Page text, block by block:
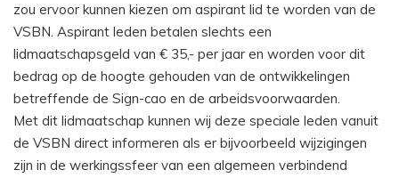
zou ervoor kunnen kiezen om aspirant lid te worden van de
VSBN. Aspirant leden betalen slechts een
lidmaatschapsgeld van € 35,- per jaar en worden voor dit
bedrag op de hoogte gehouden van de ontwikkelingen
betreffende de Sign-cao en de arbeidsvoorwaarden.
Met dit lidmaatschap kunnen wij deze speciale leden vanuit
de VSBN direct informeren als er bijvoorbeeld wijzigingen
zijn in de werkingssfeer van een algemeen verbindend